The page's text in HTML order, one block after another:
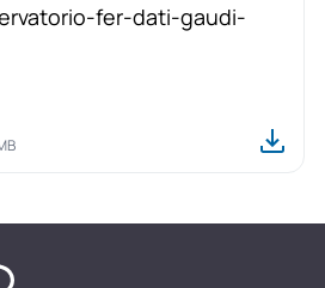
fer-dati-gaudi-